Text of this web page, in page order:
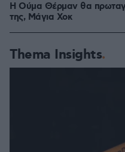
H Ούμα Θέρμαν θα
της, Μάγια Χοκ
Thema Insights